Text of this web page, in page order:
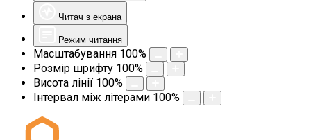
Читач з екрана
Режим читання
Масштабування 100%
Розмір шрифту 100%
Висота лінії 100%
Інтервал між літерами 100%